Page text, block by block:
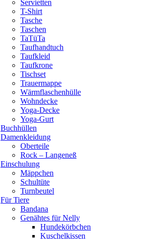
Servietten
T-Shirt
Tasche
Taschen
TaTüTa
Taufhandtuch
Taufkleid
Taufkrone
Tischset
Trauermappe
Wärmflaschenhülle
Wohndecke
Yoga-Decke
Yoga-Gurt
Buchhüllen
Damenkleidung
Oberteile
Rock – Langeneß
Einschulung
Mäppchen
Schultüte
Turnbeutel
Für Tiere
Bandana
Genähtes für Nelly
Hundekörbchen
Kuschelkissen